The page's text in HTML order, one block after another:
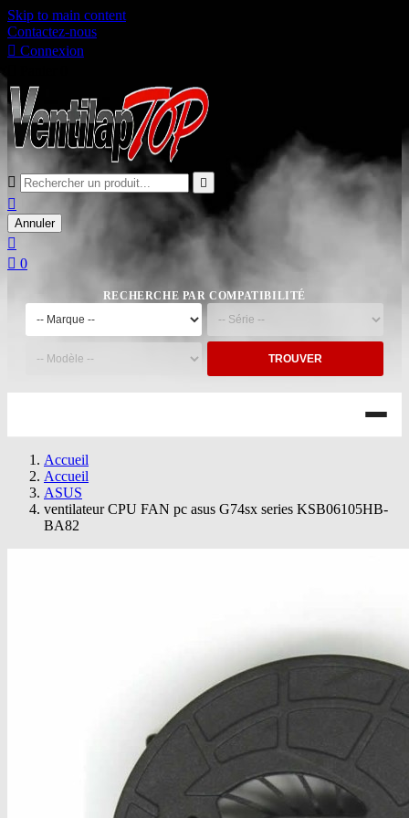
Skip to main content
Contactez-nous
 Connexion
 

Annuler

 0
RECHERCHE PAR COMPATIBILITÉ
TROUVER
Accueil
Accueil
ASUS
ventilateur CPU FAN pc asus G74sx series KSB06105HB-
BA82